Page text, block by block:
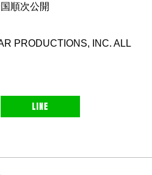
順次公開
PRODUCTIONS, INC. ALL